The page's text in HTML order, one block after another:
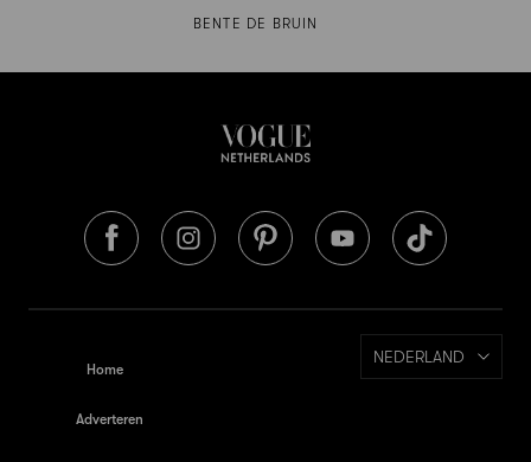
BENTE DE BRUIN
Home
Adverteren
NEDERLAND